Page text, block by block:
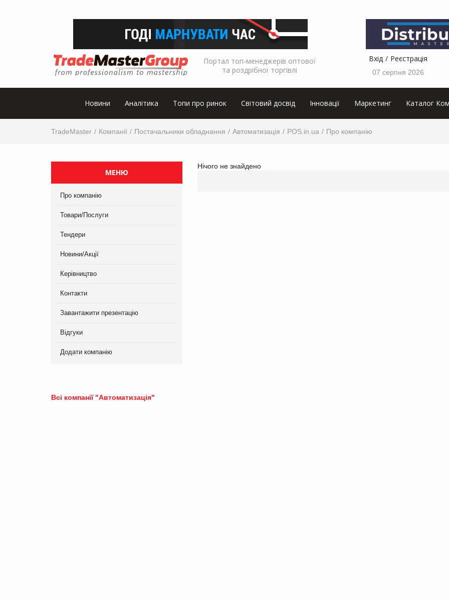
Портал топ-менеджерів оптової
та роздрібної торгівлі
Вхід Реєстрація
07 серпня 2026
Новини Аналітика Топи про ринок Світовий досвід Інновації Маркетинг Каталог
TradeMaster Компанії Постачальники обладнання Автоматизація POS.in.ua Про компанію
МЕНЮ
Про компанію
Товари/Послуги
Тендери
Новини/Акції
Керівництво
Контакти
Завантажити презентацію
Відгуки
Додати компанію
Нічого не знайдено
Всі компанії "Автоматизація"